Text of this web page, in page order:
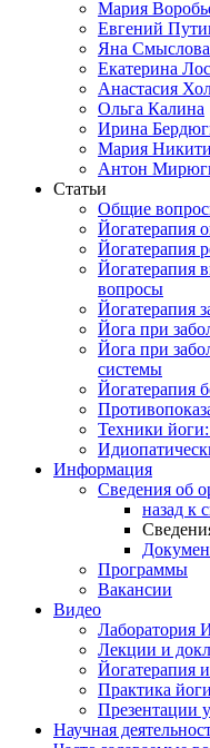
Мария
Евгений
Яна Смыслова
Екатерина
Анастасия
Ольга Калина
Ирина
Мария
Антон
Статьи
Общие
Йогатерапия
Йогатерапия
Йогатерапия
вопросы
Йогатерапия
Йога при
Йога при
системы
Йогатерапия
Техники
Информация
Сведения об
назад к
Программы
Вакансии
Видео
Лекции и
Йогатерапия
Практика
Презентации
Научная